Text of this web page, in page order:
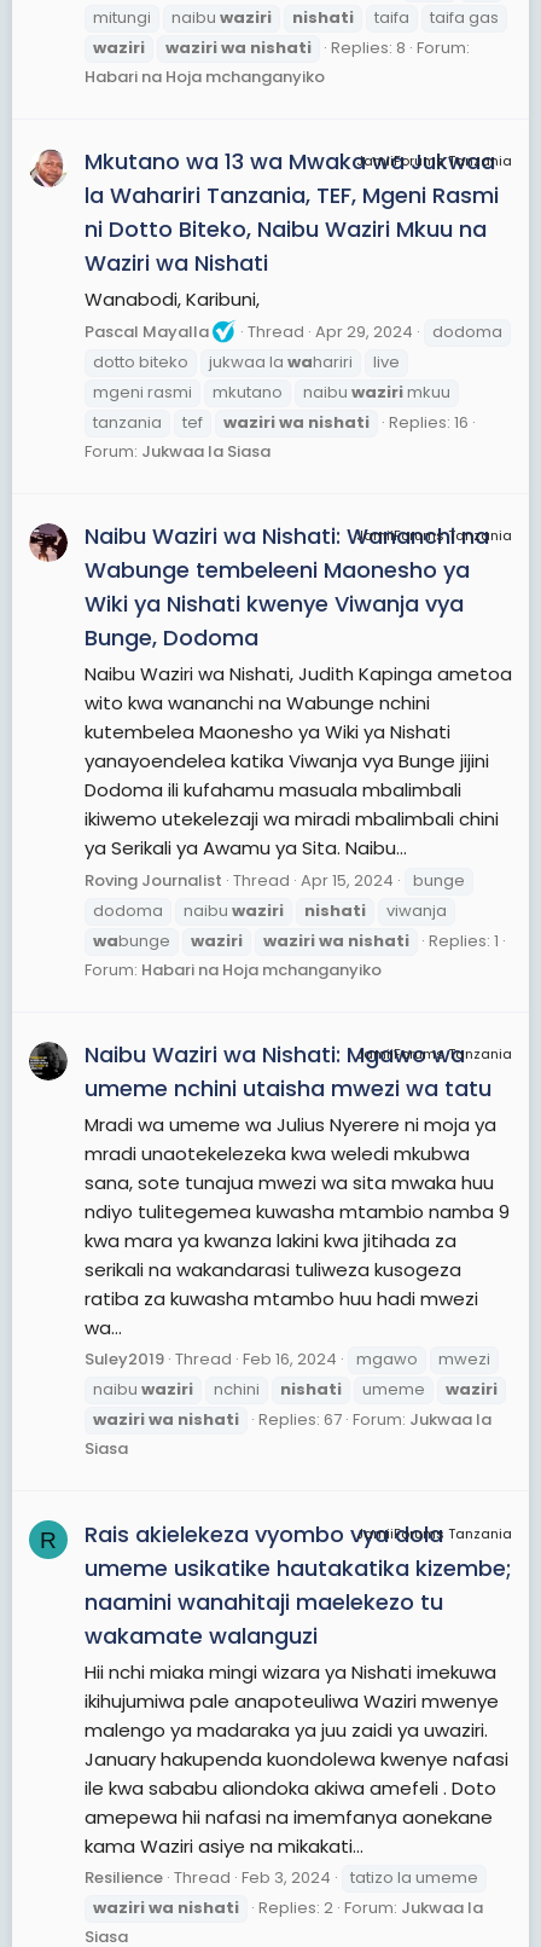
mitungi
naibu waziri nishati taifa
taifa gas
waziri
waziriwa nishati Replies: 8 Forum:
Habari na Hoja mchanganyiko
JamiiForums Tanzania
Mkutano wa 13 wa Mwaka wa Jukwaa
la Wahariri Tanzania, TEF, Mgeni Rasmi
ni Dotto Biteko, Naibu Waziri Mkuu na
Waziri wa Nishati
Wanabodi, Karibuni,
Pascal Mayalla Thread Apr 29, 2024
dodoma
dotto biteko
jukwaa la wahariri
live
mgeni rasmi
mkutano naibu wazirimkuu
tanzania
tef waziriwa nishati
Replies: 16
Forum: Jukwaa la Siasa
JamiiForums Tanzania
Naibu Waziri wa Nishati: Wananchi na
Wabunge tembeleeni Maonesho ya
Wiki ya Nishati kwenye Viwanja vya
Bunge, Dodoma
Naibu Waziri wa Nishati, Judith Kapinga ametoa
wito kwa wananchi na Wabunge nchini
kutembelea Maonesho ya Wiki ya Nishati
yanayoendelea katika Viwanja vya Bunge jijini
Dodoma ili kufahamu masuala mbalimbali
ikiwemo utekelezaji wa miradi mbalimbali chini
ya Serikali ya Awamu ya Sita. Naibu...
Roving Journalist Thread Apr 15, 2024
bunge
dodoma
naibu waziri nishati
viwanja
wabunge waziri waziriwa nishati
Replies: 1
Forum: Habari na Hoja mchanganyiko
JamiiForums Tanzania
Naibu Waziri wa Nishati: Mgawo wa
umeme nchini utaisha mwezi wa tatu
Mradi wa umeme wa Julius Nyerere ni moja ya
mradi unaotekelezeka kwa weledi mkubwa
sana, sote tunajua mwezi wa sita mwaka huu
ndiyo tulitegemea kuwasha mtambio namba 9
kwa mara ya kwanza lakini kwa jitihada za
serikali na wakandarasi tuliweza kusogeza
ratiba za kuwasha mtambo huu hadi mwezi
wa...
Suley2019 Thread Feb 16, 2024 mgawo
mwezi
naibu waziri nchini nishati umeme
waziri
waziriwa nishati Replies: 67 Forum: Jukwaa la
Siasa
R JamiiForums Tanzania
Rais akielekeza vyombo vya dola
umeme usikatike hautakatika kizembe;
naamini wanahitaji maelekezo tu
wakamate walanguzi
Hii nchi miaka mingi wizara ya Nishati imekuwa
ikihujumiwa pale anapoteuliwa Waziri mwenye
malengo ya madaraka ya juu zaidi ya uwaziri.
January hakupenda kuondolewa kwenye nafasi
ile kwa sababu aliondoka akiwa amefeli . Doto
amepewa hii nafasi na imemfanya aonekane
kama Waziri asiye na mikakati...
Resilience Thread Feb 3, 2024
tatizo la umeme
waziriwa nishati Replies: 2 Forum: Jukwaa la
Siasa